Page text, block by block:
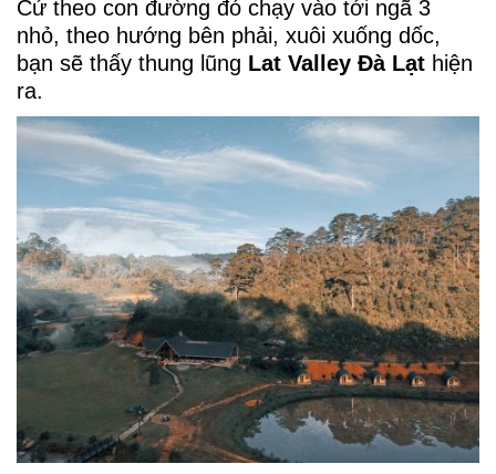
Cứ theo con đường đó chạy vào tới ngã 3
nhỏ, theo hướng bên phải, xuôi xuống dốc,
bạn sẽ thấy thung lũng Lat Valley Đà Lạt hiện
ra.